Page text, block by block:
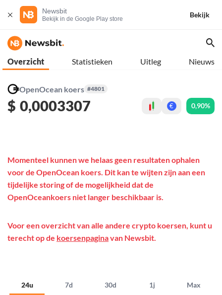
Newsbit
Bekijk in de Google Play store
Bekijk
Overzicht Statistieken Uitleg Nieuws
OpenOcean koers #4801
$ 0,0003307 € 0,90%
24u 7d 30d 1j Max
Momenteel kunnen we helaas geen resultaten ophalen
voor de OpenOcean koers. Dit kan te wijten zijn aan een
tijdelijke storing of de mogelijkheid dat de
OpenOceankoers niet langer beschikbaar is.
Voor een overzicht van alle andere crypto koersen, kunt u
terecht op de koersenpaginavan Newsbit.